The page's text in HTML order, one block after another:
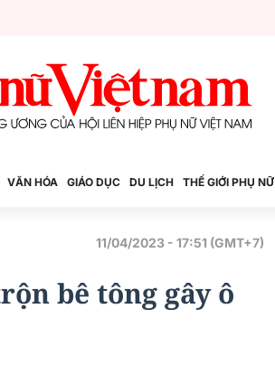
VĂN HÓA GIÁO DỤC DU LỊCH THẾ GIỚI PHỤ NỮ
11/04/2023 - 17:51 (GMT+7)
bê tông gây ô